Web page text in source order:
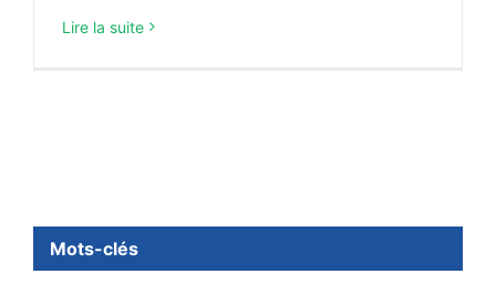
Lire la suite
Mots-clés